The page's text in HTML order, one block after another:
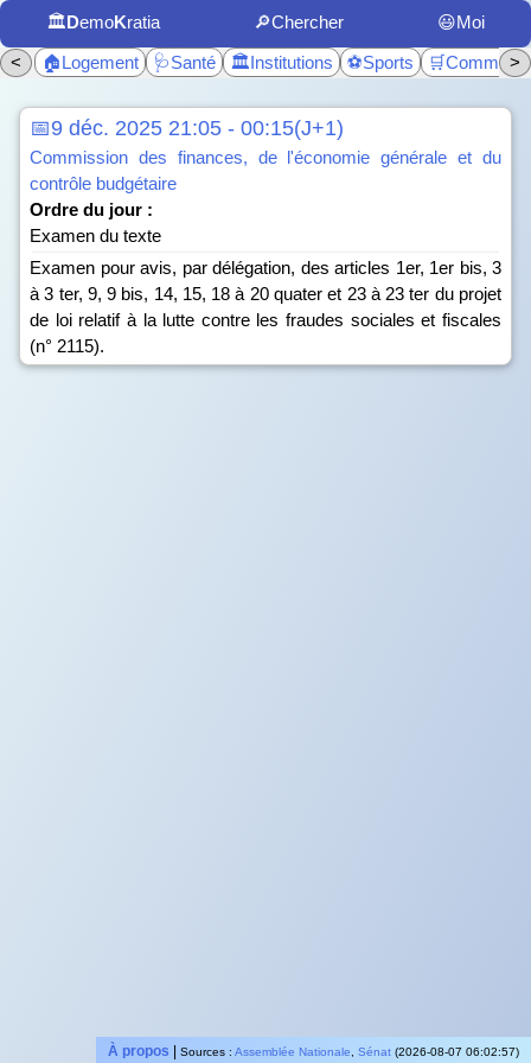
🏛️DemoKratia 🔎Chercher
😃Moi
<
🏠Logement 🩺Santé 🏛️Institutions ⚽Sports >
📅9 déc. 2025 21:05 - 00:15(J+1)
Commission des finances, de l'économie générale et du
contrôle budgétaire
Ordre du jour :
Examen du texte
Examen pour avis, par délégation, des articles 1er, 1er bis, 3
à 3 ter, 9, 9 bis, 14, 15, 18 à 20 quater et 23 à 23 ter du projet
de loi relatif à la lutte contre les fraudes sociales et fiscales
(n° 2115).
À propos Sources : Assemblée Nationale Sénat (2026-08-07 06:02:57)